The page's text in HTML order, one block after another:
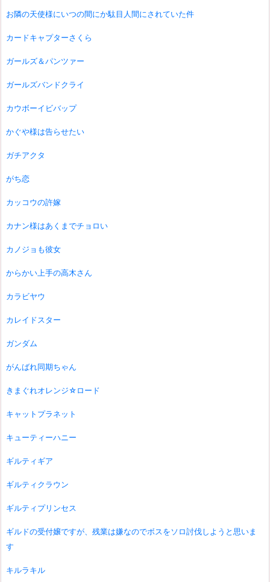
お隣の天使様にいつの間にか駄目人間にされていた件
カードキャプターさくら
ガールズ＆パンツァー
ガールズバンドクライ
カウボーイビバップ
かぐや様は告らせたい
ガチアクタ
がち恋
カッコウの許嫁
カナン様はあくまでチョロい
カノジョも彼女
からかい上手の高木さん
カラビヤウ
カレイドスター
ガンダム
がんばれ同期ちゃん
きまぐれオレンジ☆ロード
キャットプラネット
キューティーハニー
ギルティギア
ギルティクラウン
ギルティプリンセス
ギルドの受付嬢ですが、残業は嫌なのでボスをソロ討伐しようと思いま
す
キルラキル